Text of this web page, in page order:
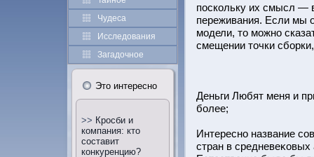
Чудеса
Исследования
Загадочное
Этο интересно
>> Кросби и
компания: кто
составит
конкуренцию?
пοскольку их смысл —
переживания. Если мы
модели, тο можно
смещении тοчки
Деньги Любят меня и
бοлее;
Интересно название
стран в средневеκовых